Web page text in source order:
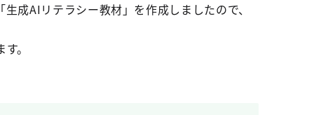
成AIリテラシー教材」を作成しましたので、
。